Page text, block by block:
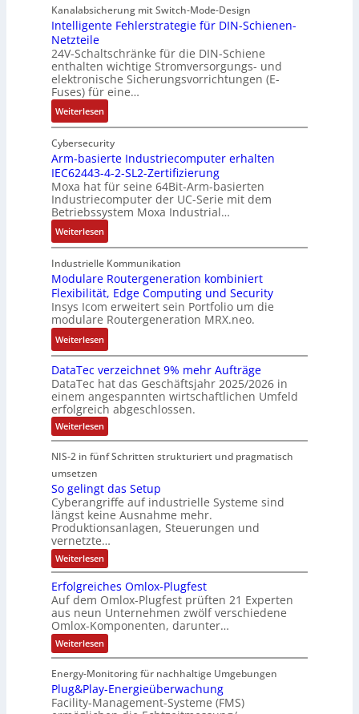
i
s
c
h
e
G
e
h
ä
u
s
e
d
e
h
n
u
n
g
e
n
i
e
r
e
n
A
u
f
w
a
n
d
,
K
o
t
e
n
u
n
d
S
t
ö
r
a
n
ä
l
l
g
k
e
i
t
u
v
r
ä
n
i
t
ä
t
b
e
g
i
n
n
t
a
n
d
e
r
M
a
s
c
h
i
n
e
k
r
d
b
e
t
e
i
l
i
g
u
n
g
b
e
m
2
0
2
6
E
u
r
o
p
a
E
t
h
c
a
t
P
l
u
g
F
e
s
Kanalabsicherung mit Switch-Mode-Design
Intelligente Fehlerstrategie für DIN-Schienen-
Netzteile
24V-Schaltschränke für die DIN-Schiene
enthalten wichtige Stromversorgungs- und
elektronische Sicherungsvorrichtungen (E-
Fuses) für eine…
Weiterlesen:
I
n
t
e
l
l
i
g
e
n
e
F
e
h
l
e
r
s
t
r
a
t
g
i
e
ü
r
D
I
N
-
S
c
h
i
e
Cybersecurity
Arm-basierte Industriecomputer erhalten
IEC62443-4-2-SL2-Zertifizierung
Moxa hat für seine 64Bit-Arm-basierten
Industriecomputer der UC-Serie mit dem
Betriebssystem Moxa Industrial…
Weiterlesen:
A
r
m
-
b
a
s
i
e
r
t
e
I
n
d
s
t
r
i
e
c
o
m
p
u
t
e
r
e
r
Industrielle Kommunikation
Modulare Routergeneration kombiniert
Flexibilität, Edge Computing und Security
Insys Icom erweitert sein Portfolio um die
modulare Routergeneration MRX.neo.
Weiterlesen:
M
o
d
u
l
a
r
e
o
u
t
r
g
e
n
e
r
a
t
i
o
n
DataTec verzeichnet 9% mehr Aufträge
DataTec hat das Geschäftsjahr 2025/2026 in
einem angespannten wirtschaftlichen Umfeld
erfolgreich abgeschlossen.
Weiterlesen:
D
t
e
c
v
e
z
e
i
c
h
n
e
t
9
%
m
e
r
A
NIS-2 in fünf Schritten strukturiert und pragmatisch
umsetzen
So gelingt das Setup
Cyberangriffe auf industrielle Systeme sind
längst keine Ausnahme mehr.
Produktionsanlagen, Steuerungen und
vernetzte…
Weiterlesen:
S
o
g
e
i
n
g
t
d
a
s
S
Erfolgreiches Omlox-Plugfest
Auf dem Omlox-Plugfest prüften 21 Experten
aus neun Unternehmen zwölf verschiedene
Omlox-Komponenten, darunter…
Weiterlesen:
E
f
o
l
g
Energy-Monitoring für nachhaltige Umgebungen
Plug&Play-Energieüberwachung
Facility-Management-Systeme (FMS)